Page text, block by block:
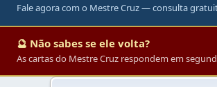
Fale agora com o Mestre Cruz — consulta
🔮 Não sabes se ele volta?
As cartas do Mestre Cruz respondem em